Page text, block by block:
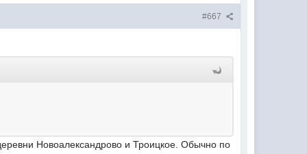
#667
Новоалександрово и Троицкое. Обычно по